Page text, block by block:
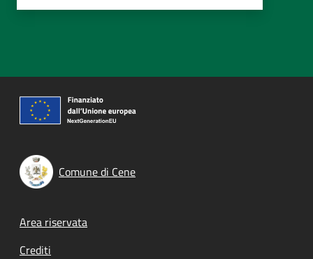
Comune di Cene
Footer menu
Area riservata
Crediti